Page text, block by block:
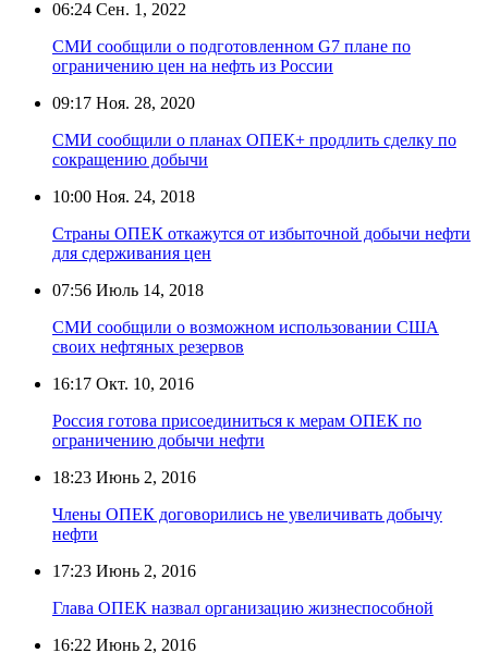
06:24 Сен. 1, 2022
СМИ сообщили о подготовленном G7 плане по
ограничению цен на нефть из России
09:17 Ноя. 28, 2020
СМИ сообщили о планах ОПЕК+ продлить сделку по
сокращению добычи
10:00 Ноя. 24, 2018
Страны ОПЕК откажутся от избыточной добычи нефти
для сдерживания цен
07:56 Июль 14, 2018
СМИ сообщили о возможном использовании США
своих нефтяных резервов
16:17 Окт. 10, 2016
Россия готова присоединиться к мерам ОПЕК по
ограничению добычи нефти
18:23 Июнь 2, 2016
Члены ОПЕК договорились не увеличивать добычу
нефти
17:23 Июнь 2, 2016
Глава ОПЕК назвал организацию жизнеспособной
16:22 Июнь 2, 2016